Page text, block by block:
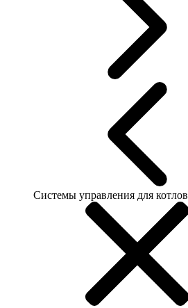
Системы управления для котлов